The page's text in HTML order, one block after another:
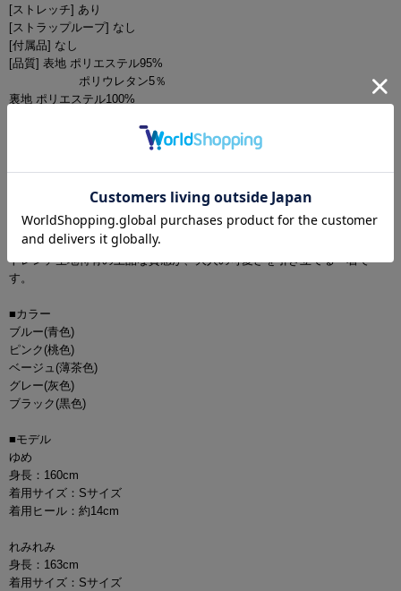
[ストレッチ] あり
[ストラップループ] なし
[付属品] なし
[品質] 表地 ポリエステル95%
ポリウレタン5％
裏地 ポリエステル100%
ゆめ・れみれみ・羽澄まり着用キャバドレス。
Aラインシルエットが可憐な印象を叶えるミニドレス。
キャミソールでスッキリとした上半身に対して、裾のフリルがふんわり
と揺れ、華やかな存在感を演出します。
谷間見えを抑えた上品なデザインなので、愛らしさの中に清楚さもしっ
かりキープ。
トレンチ生地特有の上品な質感が、大人の可愛さを引き立てる一着で
す。
■カラー
ブルー(青色)
ピンク(桃色)
ベージュ(薄茶色)
グレー(灰色)
ブラック(黒色)
■モデル
ゆめ
身長：160cm
着用サイズ：Sサイズ
着用ヒール：約14cm
れみれみ
身長：163cm
着用サイズ：Sサイズ